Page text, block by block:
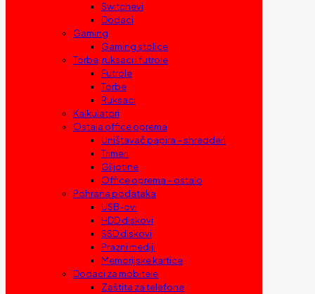
Switchevi
Dodaci
Gaming
Gaming stolice
Torbe, ruksaci i futrole
Futrole
Torbe
Ruksaci
Kalkulatori
Ostala office oprema
Uništavač papira – shredderi
Trimeri
Giljotine
Office oprema – ostalo
Pohrana podataka
USB-ovi
HDD diskovi
SSD diskovi
Prazni mediji
Memorijske kartice
Dodaci za mobitele
Zaštita za telefone